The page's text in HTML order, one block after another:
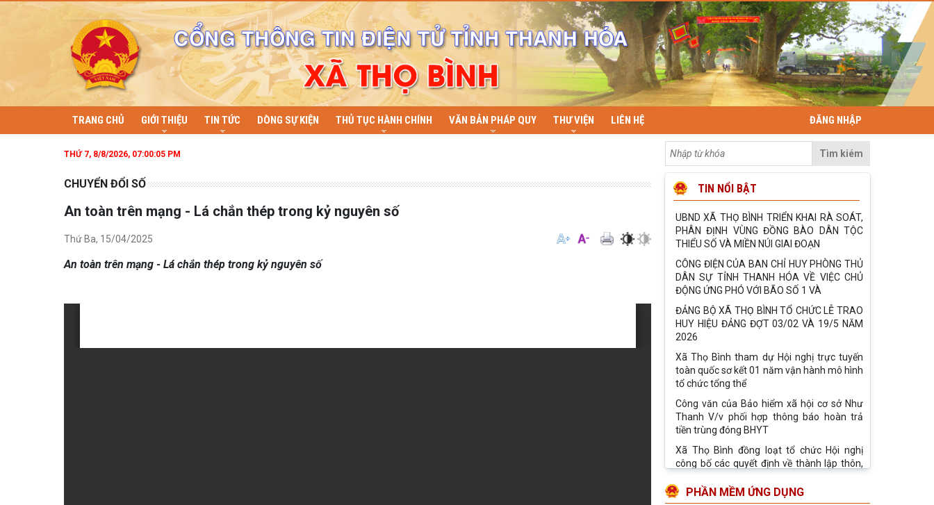
TRANG CHỦ GIỚI THIỆU TIN TỨC DÒNG SỰ KIỆN THỦ TỤC HÀNH CHÍNH VĂN BẢN PHÁP QUY THƯ VIỆN LIÊN HỆ ĐĂNG NHẬP
THỨ 7, 8/8/2026, 07:00:06 PM
CHUYỂN ĐỔI SỐ
An toàn trên mạng - Lá chắn thép trong kỷ nguyên số
Thứ Ba, 15/04/2025
An toàn trên mạng - Lá chắn thép trong kỷ nguyên số
Tìm kiém
TIN NỔI BẬT
12/7/2026)
Phòng Văn hóa - xã hội UBND xã Thọ Bình
triển khai đào tạo chuyên đề cho các nhóm
đối tượng trên
Cán bộ và nhân dân Thôn Khổng Tào tổ
chức Lễ khánh thành cổng làng
Quyết Định về việc ban hành Quy chế làm
việc của UBND xã Thọ Bình - nhiệm kỳ
2026-2031
UBND xã tổ chức hội nghị đánh giá tình hình
thực hiện nhiệm vụ 6 tháng đầu năm và
triển khai nhiệm
PHÂN ĐỊNH VÙNG ĐỒNG BÀO DÂN TỘC
THIỂU SỐ VÀ MIỀN NÚI GIAI ĐOẠN
CÔNG ĐIỆN CỦA BAN CHỈ HUY PHÒNG THỦ
DÂN SỰ TỈNH THANH HÓA VỀ VIỆC CHỦ
ĐỘNG ỨNG PHÓ VỚI BÃO SỐ 1 VÀ
ĐẢNG BỘ XÃ THỌ BÌNH TỔ CHỨC LỄ TRAO
HUY HIỆU ĐẢNG ĐỢT 03/02 VÀ 19/5 NĂM
2026
toàn quốc sơ kết 01 năm vận hành mô hình
tổ chức tổng thể
Công văn của Bảo hiểm xã hội cơ sở Như
Thanh V/v phối hợp thông báo hoàn trả
tiền trùng đóng BHYT
Xã Thọ Bình đồng loạt tổ chức Hội nghị
công bố các quyết định về thành lập thôn,
thành lập Chi bộ
UBND XÃ THỌ BÌNH TỔ CHỨC HỘI NGHỊ
CÔNG BỐ NGHỊ QUYẾT THÀNH LẬP THÔN,
PHẦN MỀM ỨNG DỤNG